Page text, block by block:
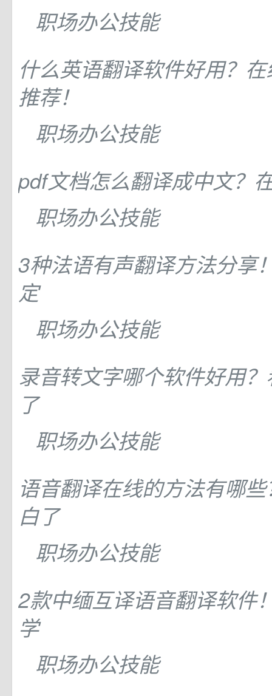
职场办公技能
什么英语翻译软件好用？
推荐！
职场办公技能
pdf文档怎么翻译成中文？
职场办公技能
3种法语有声翻译方法分享
定
职场办公技能
录音转文字哪个软件好用
了
职场办公技能
语音翻译在线的方法有哪
白了
职场办公技能
2款中缅互译语音翻译软件
学
职场办公技能